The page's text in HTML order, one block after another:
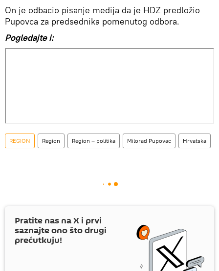
On je odbacio pisanje medija da je HDZ predložio
Pupovca za predsednika pomenutog odbora.
Pogledajte i:
REGION Region Region – politika Milorad Pupovac Hrvatska
Pratite nas naX i prvi
saznajte ono što drugi
prećutkuju!